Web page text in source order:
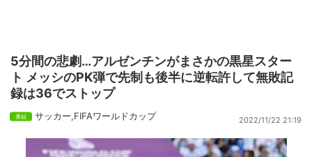
5分間の悲劇…アルゼンチンがまさかの黒星スター
ト メッシのPK弾で先制も後半に逆転許して無敗記
録は36でストップ
サッカー,FIFAワールドカップ 2022/11/22 21:19